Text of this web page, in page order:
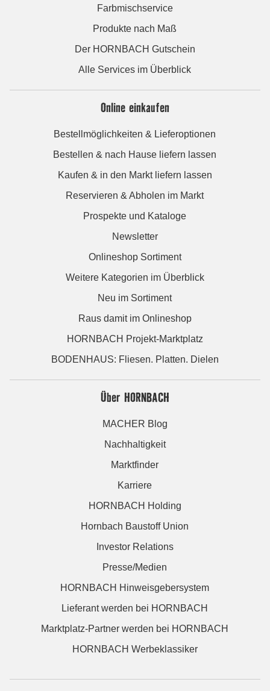
Farbmischservice
Produkte nach Maß
Der HORNBACH Gutschein
Alle Services im Überblick
Online einkaufen
Bestellmöglichkeiten & Lieferoptionen
Bestellen & nach Hause liefern lassen
Kaufen & in den Markt liefern lassen
Reservieren & Abholen im Markt
Prospekte und Kataloge
Newsletter
Onlineshop Sortiment
Weitere Kategorien im Überblick
Neu im Sortiment
Raus damit im Onlineshop
HORNBACH Projekt-Marktplatz
BODENHAUS: Fliesen. Platten. Dielen
Über HORNBACH
MACHER Blog
Nachhaltigkeit
Marktfinder
Karriere
HORNBACH Holding
Hornbach Baustoff Union
Investor Relations
Presse/Medien
HORNBACH Hinweisgebersystem
Lieferant werden bei HORNBACH
Marktplatz-Partner werden bei HORNBACH
HORNBACH Werbeklassiker